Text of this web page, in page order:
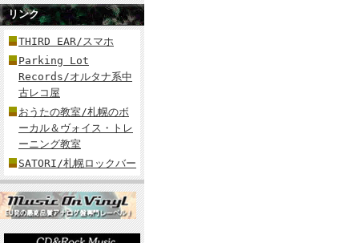
リンク
THIRD EAR/スマホ
Parking Lot
Records/オルタナ系中
古レコ屋
おうたの教室/札幌のボ
ーカル＆ヴォイス・トレ
ーニング教室
SATORI/札幌ロックバー